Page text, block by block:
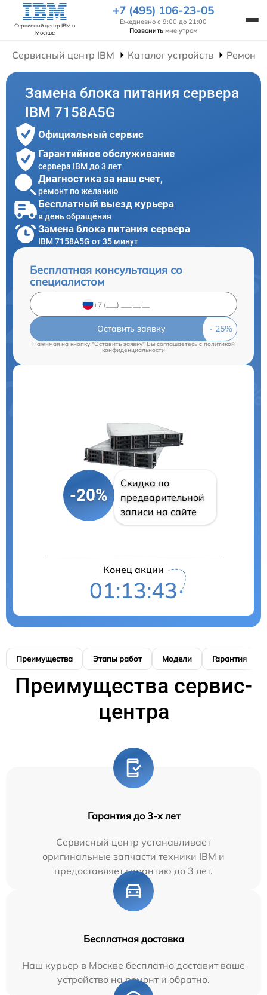
Сервисный центр IBM в
Москве
+7 (495) 106-23-05
Ежедневно с 9:00 до 21:00
Позвонить мне утром
Сервисный центр IBM Каталог устройств Ремонт
Замена блока питания сервера
IBM 7158A5G
Официальный сервис
Гарантийное обслуживание
сервера IBM до 3 лет
Диагностика за наш счет,
ремонт по желанию
Бесплатный выезд курьера
в день обращения
Замена блока питания сервера
IBM 7158A5G от 35 минут
Бесплатная консультация со
специалистом
Оставить заявку
Нажимая на кнопку "Оставить заявку" Вы соглашаетесь c политикой
конфиденциальности
-20%
Скидка по
предварительной
записи на сайте
Конец акции
01:13:42
Преимущества Этапы работ Модели Гарантия
Преимущества сервис-
центра
Гарантия до 3-х лет
Сервисный центр устанавливает
оригинальные запчасти техники IBM и
предоставляет гарантию до 3 лет.
Бесплатная доставка
Наш курьер в Москве бесплатно доставит ваше
устройство на ремонт и обратно.